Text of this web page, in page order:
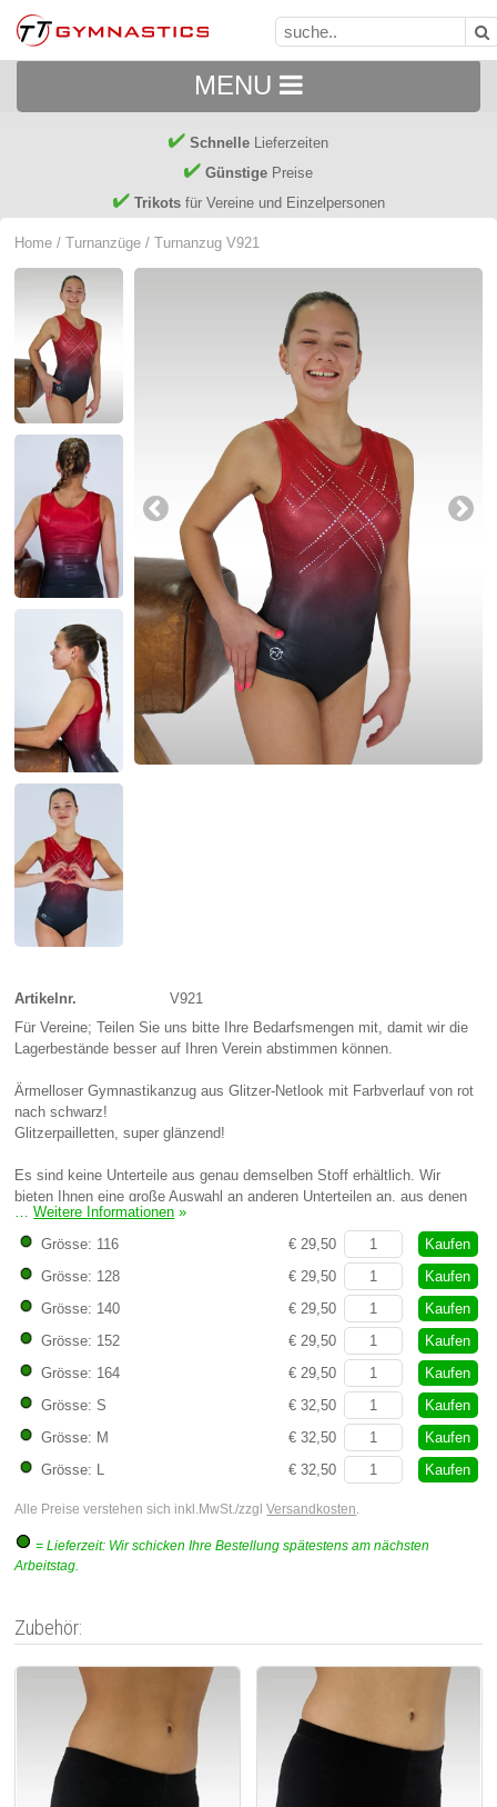
MENU
Schnelle Lieferzeiten
Günstige Preise
Trikotsfür Vereine und Einzelpersonen
Home /Turnanzüge / Turnanzug V921
Artikelnr.
V921
Für Vereine; Teilen Sie uns bitte Ihre Bedarfsmengen mit, damit wir die
Lagerbestände besser auf Ihren Verein abstimmen können.
Ärmelloser Gymnastikanzug aus Glitzer-Netlook mit Farbverlauf von rot
nach schwarz!
Glitzerpailletten, super glänzend!
Es sind keine Unterteile aus genau demselben Stoff erhältlich. Wir
bieten Ihnen eine große Auswahl an anderen Unterteilen an, aus denen
Sie wählen können.
…Weitere Informationen »
Grösse: 116
€ 29,50
Kaufen
Grösse: 128
€ 29,50
Kaufen
Grösse: 140
€ 29,50
Kaufen
Grösse: 152
€ 29,50
Kaufen
Grösse: 164
€ 29,50
Kaufen
Grösse: S
€ 32,50
Kaufen
Grösse: M
€ 32,50
Kaufen
Grösse: L
€ 32,50 Kaufen
Alle Preise verstehen sich inkl.MwSt./zzglVersandkosten
= Lieferzeit: Wir schicken Ihre Bestellung spätestens am nächsten
Arbeitstag.
Zubehör: